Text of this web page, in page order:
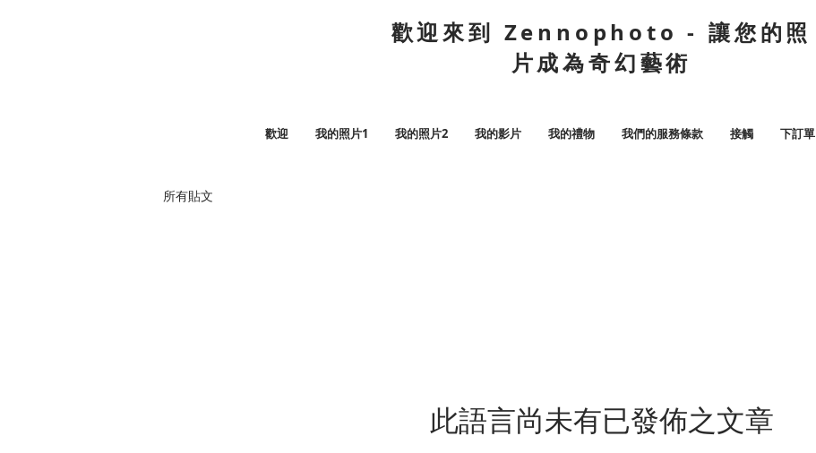
歡迎來到 Zennophoto - 讓您的照
片成為奇幻藝術
歡迎 我的照片1 我的照片2 我的影片 我的禮物 我們的服務條款 接觸 下訂單
所有貼文
此語言尚未有已發佈之文章